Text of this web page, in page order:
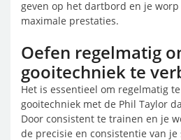
geven op het dartbord en je
maximale prestaties.
Oefen regelmatig
gooitechniek te
Het is essentieel om regelmatig
gooitechniek met de Phil Taylor
Door consistent te trainen en je
de precisie en consistentie van